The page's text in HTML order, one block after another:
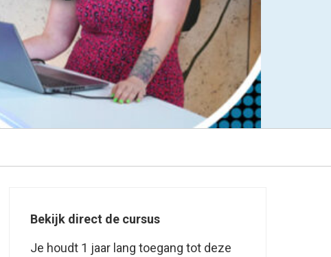
Bekijk direct de cursus
Je houdt 1 jaar lang toegang tot deze